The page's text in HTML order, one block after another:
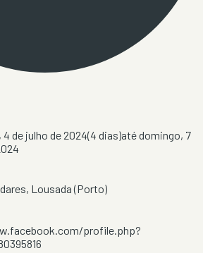
de julho de 2024(4 dias)atédomingo, 7
, Lousada(Porto)
profile.php?